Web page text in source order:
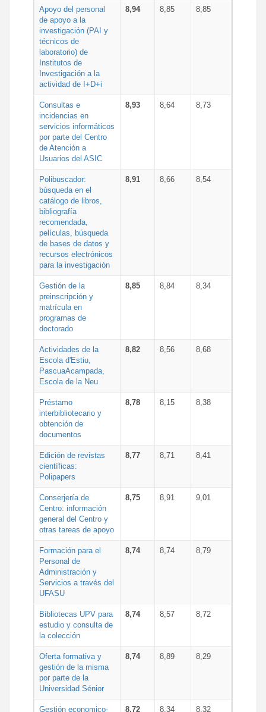
Apoyo del personal
de apoyo a la
investigación (PAI y
técnicos de
laboratorio) de
Institutos de
Investigación a la
actividad de I+D+i
8,94 8,85 8,85
Consultas e
incidencias en
servicios informáticos
por parte del Centro
de Atención a
Usuarios del ASIC
8,93 8,64 8,73
Polibuscador:
búsqueda en el
catálogo de libros,
bibliografía
recomendada,
películas, búsqueda
de bases de datos y
recursos electrónicos
para la investigación
8,91 8,66 8,54
Gestión de la
preinscripción y
matrícula en
programas de
doctorado
8,85 8,84 8,34
Actividades de la
Escola d'Estiu,
PascuaAcampada,
Escola de la Neu
8,82 8,56 8,68
Préstamo
interbibliotecario y
obtención de
documentos
8,78 8,15 8,38
Edición de revistas
científicas:
Polipapers
8,77 8,71 8,41
Conserjería de
Centro: información
general del Centro y
otras tareas de apoyo
8,75 8,91 9,01
Formación para el
Personal de
Administración y
Servicios a través del
UFASU
8,74 8,74 8,79
Bibliotecas UPV para
estudio y consulta de
la colección
8,74 8,57 8,72
Oferta formativa y
gestión de la misma
por parte de la
Universidad Sénior
8,74 8,89 8,29
Gestión economico- 8,72 8,34 8,32